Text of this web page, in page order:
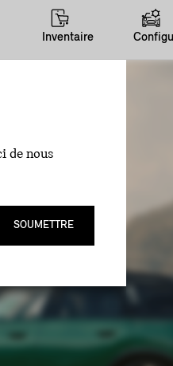
Inventaire
de nous
SOUMETTRE